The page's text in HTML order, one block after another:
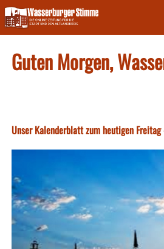
Skip
to
content
Guten Morgen,
Unser Kalenderblatt zum heutigen